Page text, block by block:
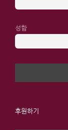
성함
후원하기